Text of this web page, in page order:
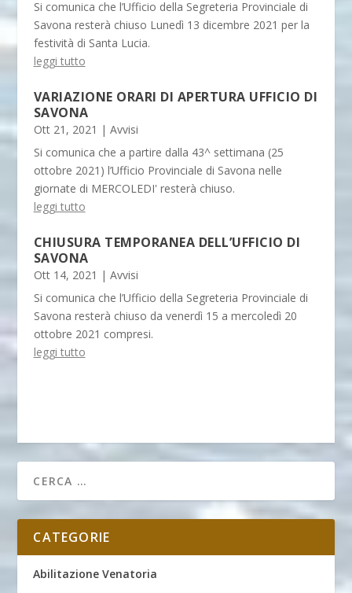
Si comunica che l’Ufficio della Segreteria Provinciale di
Savona resterà chiuso Lunedì 13 dicembre 2021 per la
festività di Santa Lucia.
leggi tutto
VARIAZIONE ORARI DI APERTURA UFFICIO DI
SAVONA
Ott 21, 2021 | Avvisi
Si comunica che a partire dalla 43^ settimana (25
ottobre 2021) l’Ufficio Provinciale di Savona nelle
giornate di MERCOLEDI' resterà chiuso.
leggi tutto
CHIUSURA TEMPORANEA DELL’UFFICIO DI
SAVONA
Ott 14, 2021 | Avvisi
Si comunica che l’Ufficio della Segreteria Provinciale di
Savona resterà chiuso da venerdì 15 a mercoledì 20
ottobre 2021 compresi.
leggi tutto
CATEGORIE
Abilitazione Venatoria